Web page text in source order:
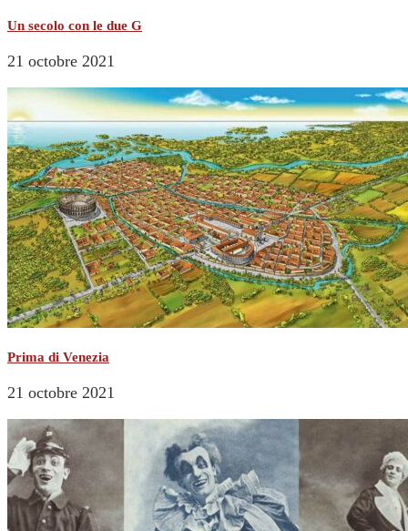
Un secolo con le due G
21 octobre 2021
Prima di Venezia
21 octobre 2021